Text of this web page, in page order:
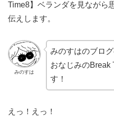
Time8】ベランダを見ながら
伝えします。
みのすは
みのすはのブロ
おなじみのBreak
す！
えっ！えっ！